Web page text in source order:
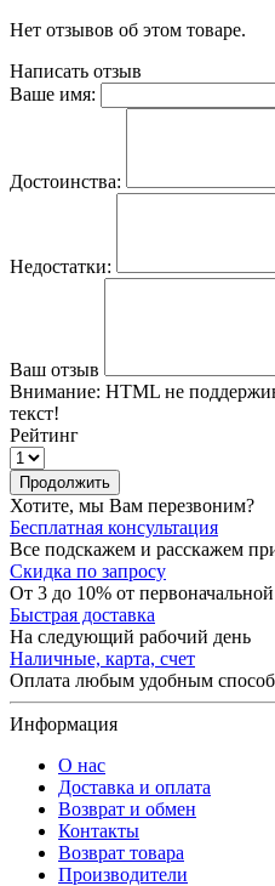
Нет отзывов об этом товаре.
Написать отзыв
Ваше имя:
Достоинства:
Недостатки:
Ваш отзыв
Внимание: HTML не
текст!
Рейтинг
Продолжить
Хотите, мы Вам перезвоним?
Бесплатная консультация
Все подскажем и расскажем
Скидка по запросу
От 3 до 10% от
Быстрая доставка
На следующий рабочий день
Наличные, карта, счет
Оплата любым удобным
Информация
О нас
Доставка и оплата
Возврат и обмен
Контакты
Возврат товара
Производители